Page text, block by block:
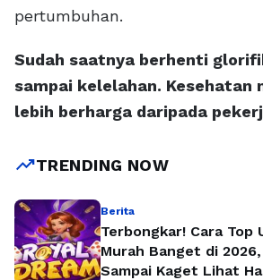
pertumbuhan.
Sudah saatnya berhenti
sampai kelelahan. Kesehatan
lebih berharga daripada
trending_upTRENDING NOW
Berita
Terbongkar! Cara Top
Murah Banget di
Sampai Kaget Lihat